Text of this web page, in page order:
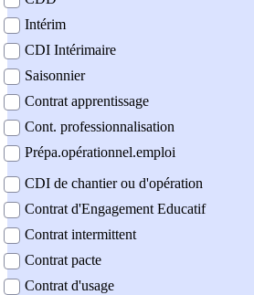
Intérim
CDI Intérimaire
Saisonnier
Contrat apprentissage
Cont. professionnalisation
Prépa.opérationnel.emploi
CDI de chantier ou d'opération
Contrat d'Engagement Educatif
Contrat intermittent
Contrat pacte
Contrat d'usage